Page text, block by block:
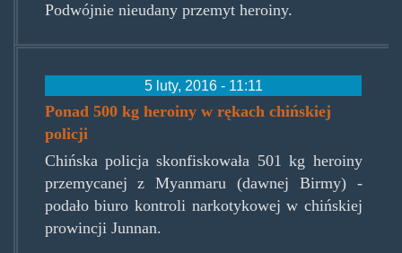
Podwójnie nieudany przemyt heroiny.
5 luty, 2016 - 11:11
Ponad 500 kg heroiny w rękach chińskiej
policji
Chińska policja skonfiskowała 501 kg heroiny
przemycanej z Myanmaru (dawnej Birmy) -
podało biuro kontroli narkotykowej w chińskiej
prowincji Junnan.